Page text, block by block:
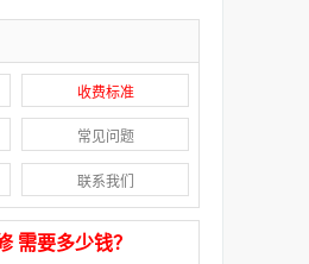
收费标准
常见问题
联系我们
需要多少钱？